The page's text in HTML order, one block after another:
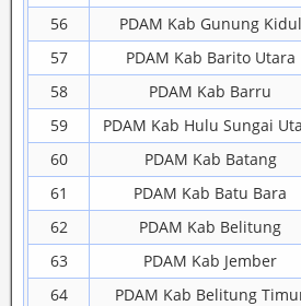
56 PDAM Kab Gunung Kidul
57
PDAM Kab Barito Utara
58
PDAM Kab Barru
59
PDAM Kab Hulu Sungai
60
PDAM Kab Batang
61
PDAM Kab Batu Bara
62
PDAM Kab Belitung
63
PDAM Kab Jember
64
PDAM Kab Belitung